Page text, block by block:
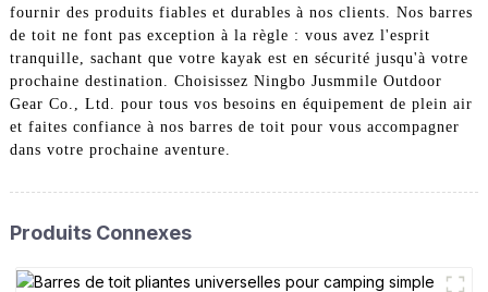
fournir des produits fiables et durables à nos clients. Nos barres
de toit ne font pas exception à la règle : vous avez l'esprit
tranquille, sachant que votre kayak est en sécurité jusqu'à votre
prochaine destination. Choisissez Ningbo Jusmmile Outdoor
Gear Co., Ltd. pour tous vos besoins en équipement de plein air
et faites confiance à nos barres de toit pour vous accompagner
dans votre prochaine aventure.
Produits Connexes